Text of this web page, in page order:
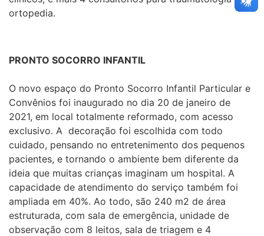
ortopedia.
PRONTO SOCORRO INFANTIL
O novo espaço do Pronto Socorro Infantil Particular e
Convênios foi inaugurado no dia 20 de janeiro de
2021, em local totalmente reformado, com acesso
exclusivo. A decoração foi escolhida com todo
cuidado, pensando no entretenimento dos pequenos
pacientes, e tornando o ambiente bem diferente da
ideia que muitas crianças imaginam um hospital. A
capacidade de atendimento do serviço também foi
ampliada em 40%. Ao todo, são 240 m2 de área
estruturada, com sala de emergência, unidade de
observação com 8 leitos, sala de triagem e 4